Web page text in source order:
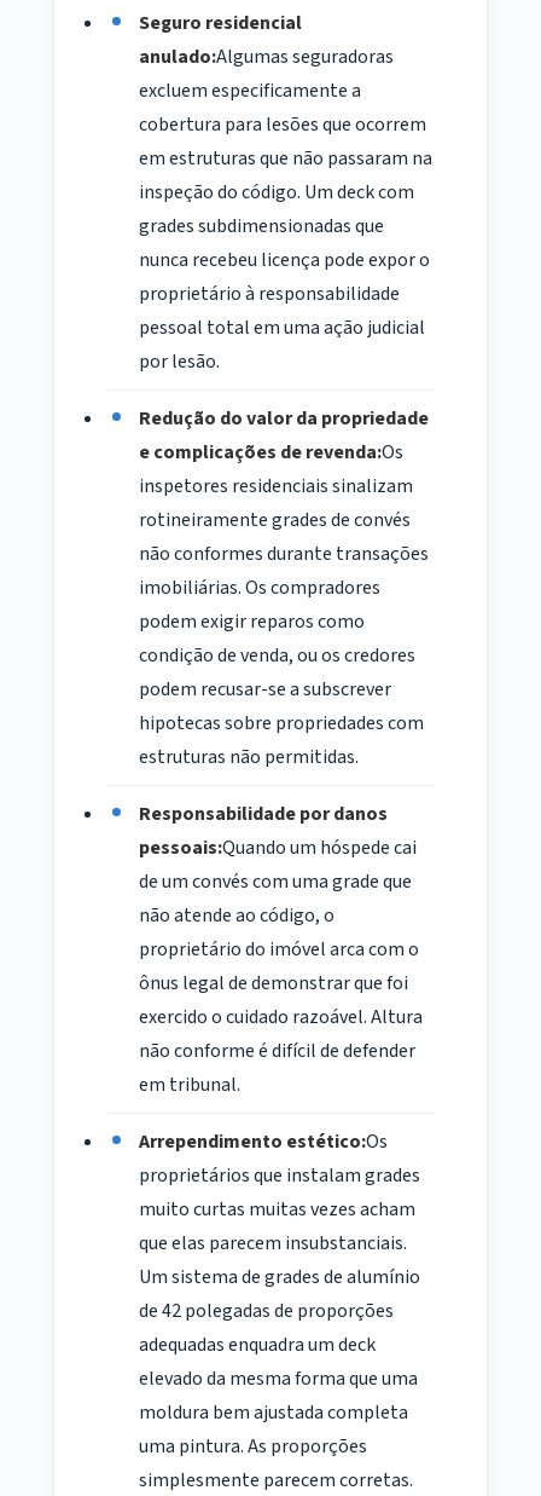
Seguro residencial
anulado:Algumas seguradoras
excluem especificamente a
cobertura para lesões que ocorrem
em estruturas que não passaram na
inspeção do código. Um deck com
grades subdimensionadas que
nunca recebeu licença pode expor o
proprietário à responsabilidade
pessoal total em uma ação judicial
por lesão.
Redução do valor da propriedade
e complicações de revenda:Os
inspetores residenciais sinalizam
rotineiramente grades de convés
não conformes durante transações
imobiliárias. Os compradores
podem exigir reparos como
condição de venda, ou os credores
podem recusar-se a subscrever
hipotecas sobre propriedades com
estruturas não permitidas.
Responsabilidade por danos
pessoais:Quando um hóspede cai
de um convés com uma grade que
não atende ao código, o
proprietário do imóvel arca com o
ônus legal de demonstrar que foi
exercido o cuidado razoável. Altura
não conforme é difícil de defender
em tribunal.
Arrependimento estético:Os
proprietários que instalam grades
muito curtas muitas vezes acham
que elas parecem insubstanciais.
Um sistema de grades de alumínio
de 42 polegadas de proporções
adequadas enquadra um deck
elevado da mesma forma que uma
moldura bem ajustada completa
uma pintura. As proporções
simplesmente parecem corretas.